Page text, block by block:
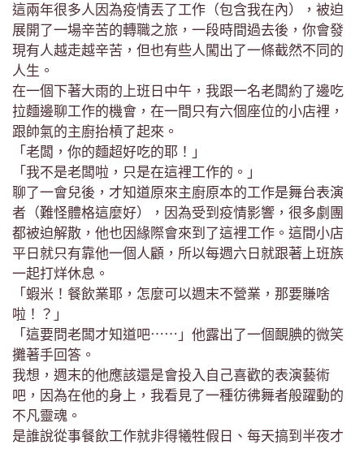
這兩年很多人因為疫情丟了工作（包含我在內），被迫
展開了一場辛苦的轉職之旅，一段時間過去後，你會發
現有人越走越辛苦，但也有些人闖出了一條截然不同的
人生。
在一個下著大雨的上班日中午，我跟一名老闆約了邊吃
拉麵邊聊工作的機會，在一間只有六個座位的小店裡，
跟帥氣的主廚抬槓了起來。
「老闆，你的麵超好吃的耶！」
「我不是老闆啦，只是在這裡工作的。」
聊了一會兒後，才知道原來主廚原本的工作是舞台表演
者（難怪體格這麼好），因為受到疫情影響，很多劇團
都被迫解散，他也因緣際會來到了這裡工作。這間小店
平日就只有靠他一個人顧，所以每週六日就跟著上班族
一起打烊休息。
「蝦米！餐飲業耶，怎麼可以週末不營業，那要賺啥
啦！？」
「這要問老闆才知道吧⋯⋯」他露出了一個靦腆的微笑
攤著手回答。
我想，週末的他應該還是會投入自己喜歡的表演藝術
吧，因為在他的身上，我看見了一種彷彿舞者般躍動的
不凡靈魂。
是誰說從事餐飲工作就非得犧牲假日、每天搞到半夜才